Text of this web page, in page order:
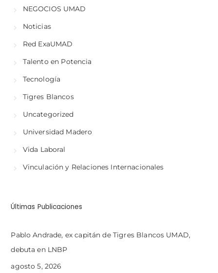
NEGOCIOS UMAD
Noticias
Red ExaUMAD
Talento en Potencia
Tecnología
Tigres Blancos
Uncategorized
Universidad Madero
Vida Laboral
Vinculación y Relaciones Internacionales
Últimas Publicaciones
Pablo Andrade, ex capitán de Tigres Blancos UMAD,
debuta en LNBP
agosto 5, 2026